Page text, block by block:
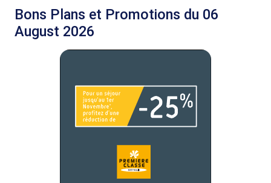
Bons Plans et Promotions du 06
August 2026